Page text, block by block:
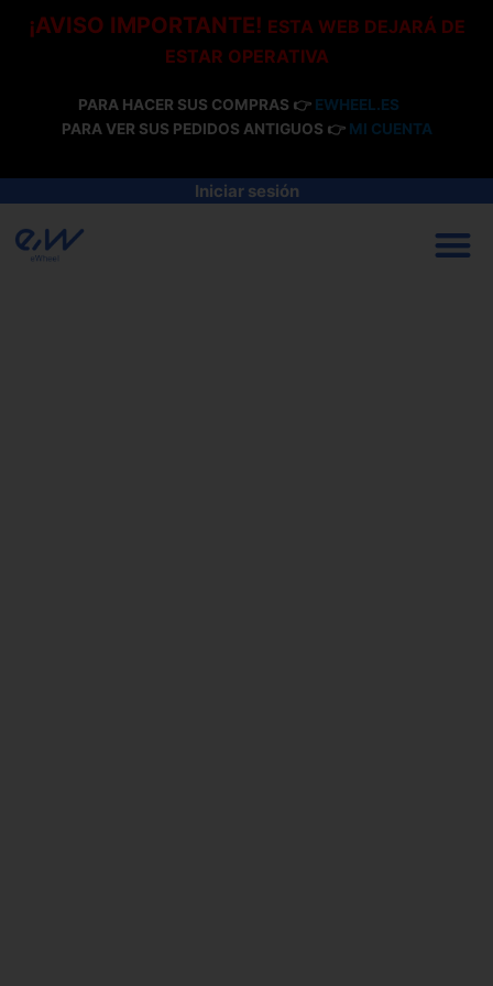
¡AVISO IMPORTANTE! ESTA WEB DEJARÁ DE
ESTAR OPERATIVA
PARA HACER SUS COMPRAS 👉 EWHEEL.ES
PARA VER SUS PEDIDOS ANTIGUOS 👉 MI CUENTA
Iniciar sesión